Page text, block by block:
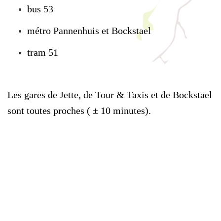
bus 53
métro Pannenhuis et Bockstael
tram 51
Les gares de Jette, de Tour & Taxis et de Bockstael
sont toutes proches ( ± 10 minutes).